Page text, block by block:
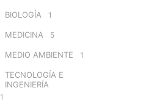
BIOLOGÍA 1
MEDICINA 5
MEDIO AMBIENTE 1
TECNOLOGÍA E
INGENIERÍA
1